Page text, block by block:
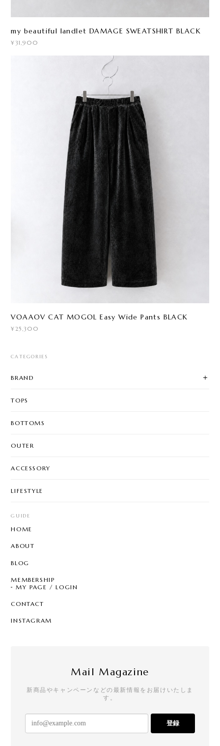
my beautiful landlet DAMAGE SWEATSHIRT BLACK
¥31,900
VOAAOV CAT MOGOL Easy Wide Pants BLACK
¥25,300
CATEGORIES
BRAND
TOPS
BOTTOMS
OUTER
ACCESSORY
LIFESTYLE
GUIDE
HOME
ABOUT
BLOG
MEMBERSHIP
MY PAGE / LOGIN
CONTACT
INSTAGRAM
Mail Magazine
新商品やキャンペーンなどの最新情報をお届けいたしま
す。
登録